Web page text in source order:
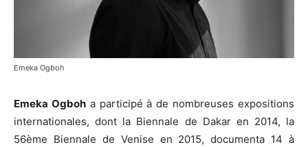
Emeka Ogboh
Emeka Ogboha participé à de nombreuses expositions
internationales, dont la Biennale de Dakar en 2014, la
56ème Biennale de Venise en 2015, documenta 14 à